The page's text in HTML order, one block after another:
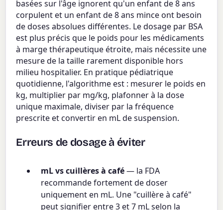
basées sur l'âge ignorent qu'un enfant de 8 ans
corpulent et un enfant de 8 ans mince ont besoin
de doses absolues différentes. Le dosage par BSA
est plus précis que le poids pour les médicaments
à marge thérapeutique étroite, mais nécessite une
mesure de la taille rarement disponible hors
milieu hospitalier. En pratique pédiatrique
quotidienne, l'algorithme est : mesurer le poids en
kg, multiplier par mg/kg, plafonner à la dose
unique maximale, diviser par la fréquence
prescrite et convertir en mL de suspension.
Erreurs de dosage à éviter
mL vs cuillères à café— la FDA
recommande fortement de doser
uniquement en mL. Une "cuillère à café"
peut signifier entre 3 et 7 mL selon la